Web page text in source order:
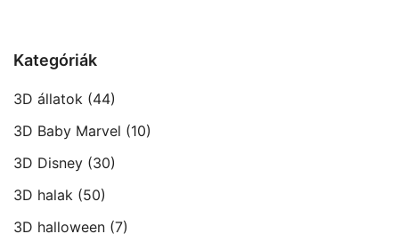
Kategóriák
3D állatok (44)
3D Baby Marvel (10)
3D Disney (30)
3D halak (50)
3D halloween (7)